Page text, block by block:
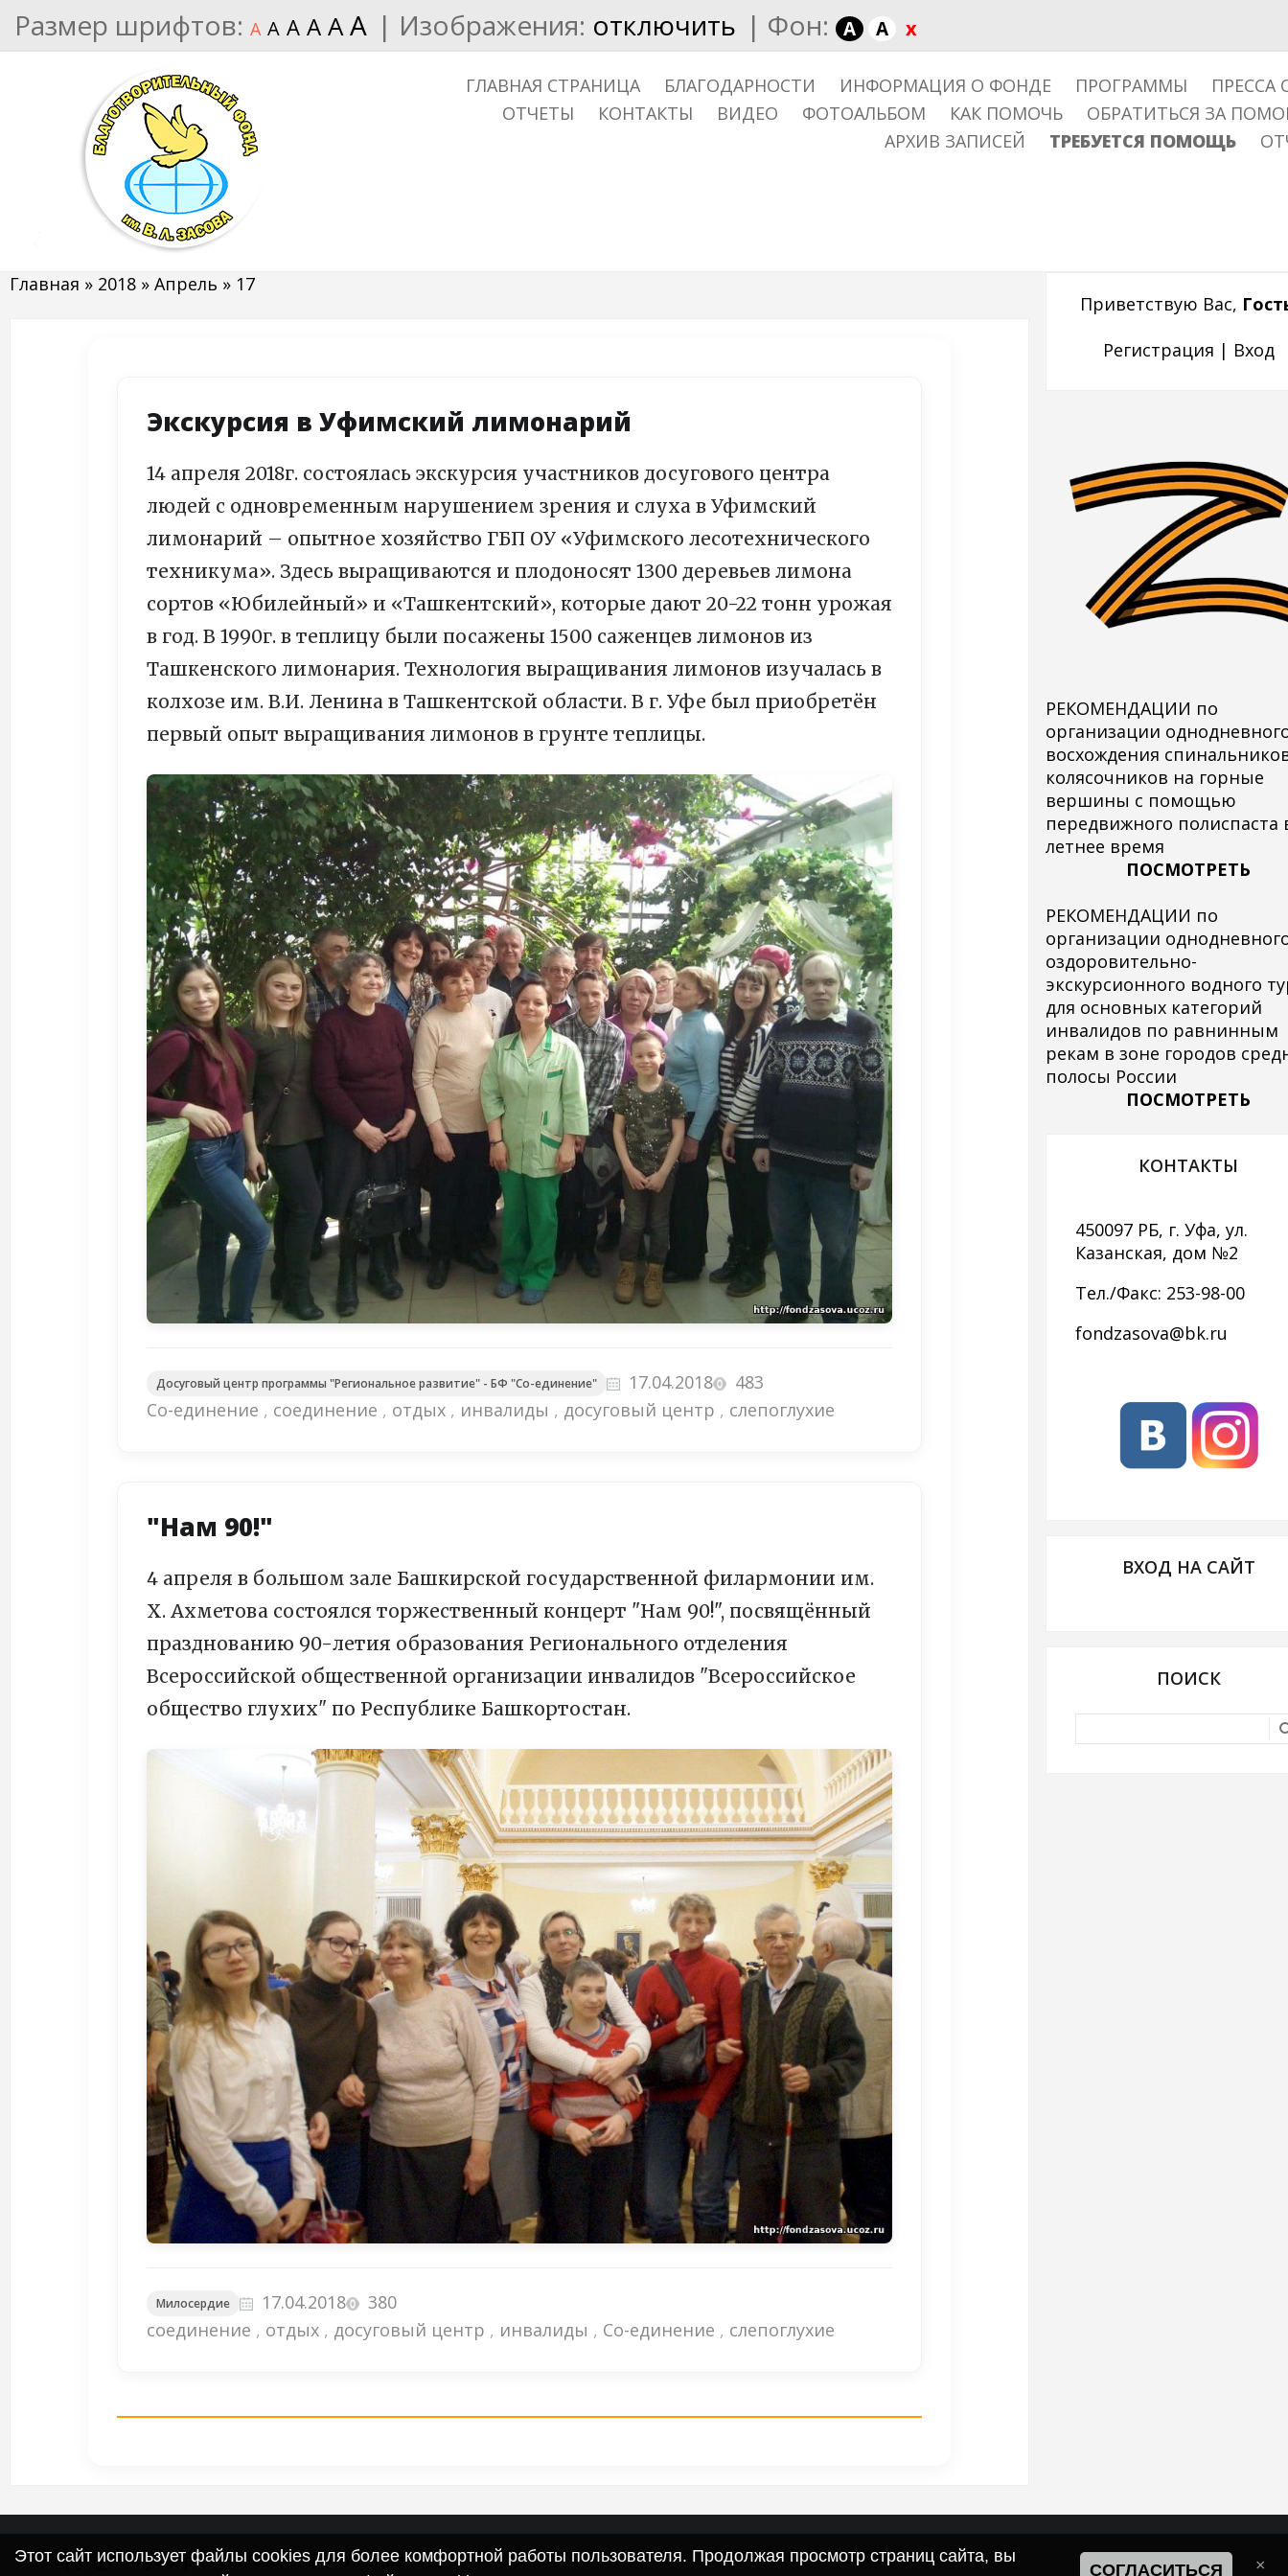
Размер шрифтов: A A A A AA | Изображения: отключить | Фон: A A x
ГЛАВНАЯ СТРАНИЦА БЛАГОДАРНОСТИ ИНФОРМАЦИЯ О ФОНДЕ ПРОГРАММЫ
ПРЕССА
ОТЧЕТЫ
КОНТАКТЫ ВИДЕО ФОТОАЛЬБОМ КАК ПОМОЧЬ
ОБРАТИТЬСЯ ЗА
АРХИВ ЗАПИСЕЙ
ТРЕБУЕТСЯ ПОМОЩЬ
Главная » 2018 » Апрель » 17
Экскурсия в Уфимский лимонарий
14 апреля 2018г. состоялась экскурсия участников досугового центра
людей с одновременным нарушением зрения и слуха в Уфимский
лимонарий – опытное хозяйство ГБП ОУ «Уфимского лесотехнического
техникума». Здесь выращиваются и плодоносят 1300 деревьев лимона
сортов «Юбилейный» и «Ташкентский», которые дают 20-22 тонн урожая
в год. В 1990г. в теплицу были посажены 1500 саженцев лимонов из
Ташкенского лимонария. Технология выращивания лимонов изучалась в
колхозе им. В.И. Ленина в Ташкентской области. В г. Уфе был приобретён
первый опыт выращивания лимонов в грунте теплицы.
Досуговый центр программы "Региональное развитие" - БФ "Со-единение" 17.04.2018
483
Со-единение , соединение , отдых , инвалиды , досуговый центр , слепоглухие
"Нам 90!"
4 апреля в большом зале Башкирской государственной филармонии им.
Х. Ахметова состоялся торжественный концерт "Нам 90!", посвящённый
празднованию 90-летия образования Регионального отделения
Всероссийской общественной организации инвалидов "Всероссийское
общество глухих" по Республике Башкортостан.
Милосердие 17.04.2018
380
соединение , отдых , досуговый центр , инвалиды , Со-единение , слепоглухие
Приветствую Вас,
Регистрация | Вход
РЕКОМЕНДАЦИИ по
организации
восхождения
колясочников на горные
вершины с помощью
передвижного полиспаста
летнее время
ПОСМОТРЕТЬ
РЕКОМЕНДАЦИИ по
организации
оздоровительно-
экскурсионного водного
для основных категорий
инвалидов по равнинным
рекам в зоне городов
полосы России
ПОСМОТРЕТЬ
КОНТАКТЫ
450097 РБ, г. Уфа, ул.
Казанская, дом №2
Тел./Факс: 253-98-00
fondzasova@bk.ru
ВХОД НА САЙТ
ПОИСК
Copyright MyCorp © 2026.Хостинг отuCoz
Этот сайт использует файлы cookies для более комфортной работы пользователя. Продолжая просмотр страниц сайта, вы
СОГЛАСИТЬСЯ